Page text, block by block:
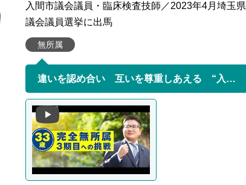
無所属
入間市議会議員・臨床検査技師／2023年4月埼玉県
議会議員選挙に出馬
違いを認め合い 互いを尊重しあえる “入間市”に！